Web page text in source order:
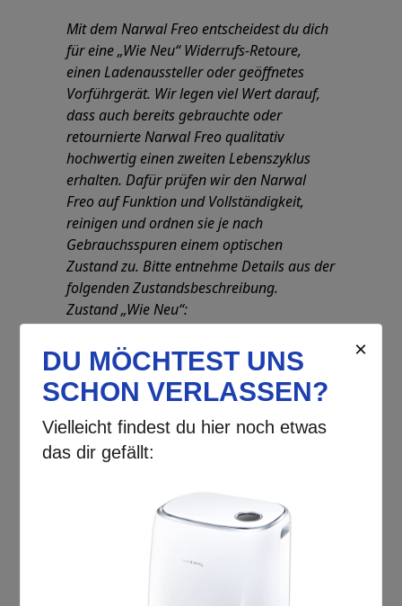
Mit dem Narwal Freo entscheidest du dich
für eine „Wie Neu“ Widerrufs-Retoure,
einen Ladenaussteller oder geöffnetes
Vorführgerät. Wir legen viel Wert darauf,
dass auch bereits gebrauchte oder
retournierte Narwal Freo qualitativ
hochwertig einen zweiten Lebenszyklus
erhalten. Dafür prüfen wir den Narwal
Freo auf Funktion und Vollständigkeit,
reinigen und ordnen sie je nach
Gebrauchsspuren einem optischen
Zustand zu. Bitte entnehme Details aus der
folgenden Zustandsbeschreibung.
Zustand „Wie Neu“:
> Verpackung: originale Verpackung kann
leichte Transportspuren aufweisen, ist frei
von Klebern
> Zubehör: vollständiges Zubehör, Kabel
neu aufgewickelt, Bedienungsanleitung &
Schutzfolien können fehlen
Entdecken Sie den revolutionären
Narwal Freo Kehrsauger– Ihr neuer